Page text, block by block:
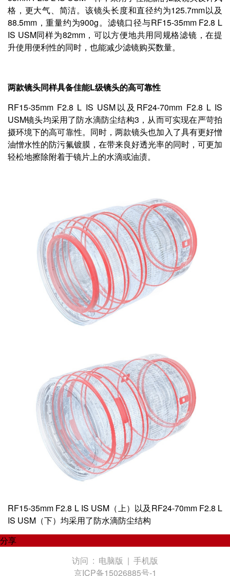
格，更大气、简洁。该镜头长度和直径约为125.7mm以及
88.5mm，重量约为900g。滤镜口径与RF15-35mm F2.8 L
IS USM同样为82mm，可以方便地共用同规格滤镜，在提
升使用便利性的同时，也能减少滤镜购买数量。
两款镜头同样具备佳能L级镜头的高可靠性
RF15-35mm F2.8 L IS USM以及RF24-70mm F2.8 L IS
USM镜头均采用了防水滴防尘结构3，从而可实现在严苛拍
摄环境下的高可靠性。同时，两款镜头也加入了具有更好憎
油憎水性的防污氟镀膜，在带来良好透光率的同时，可更加
轻松地擦除附着于镜片上的水滴或油渍。
RF15-35mm F2.8 L IS USM（上）以及RF24-70mm F2.8 L
IS USM（下）均采用了防水滴防尘结构
分享
访问 : 电脑版 | 手机版
京ICP备15026885号-1